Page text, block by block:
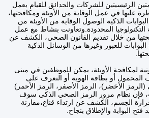
الرئيسيتين للشركات والحدائق للقيام بعمل
عليها.في عمل الوقاية من الأوبئة ومكافحتها،
الذكية الوصول الوقاية من الأوبئة من
التكنولوجيا المحدودة.وتعاونت بنشاط مع عمل
من خلال تقديم القانون الصحي، الكشف عن
للعبور وغيرها من الوسائل الذكية
لمكافحة الأوبئة، يمكن للموظفين في مبنى
المحمول أو بطاقة الهوية أو التعرف على
الأخضر)، الرمز الأصفر، الرمز الأحمر)
فإن نظام مرور الرمز الصحي الذكي سوف
الجسم، الكشف عن ارتداء قناع،مقارنة
البوابة والإطلاق بنجاح.